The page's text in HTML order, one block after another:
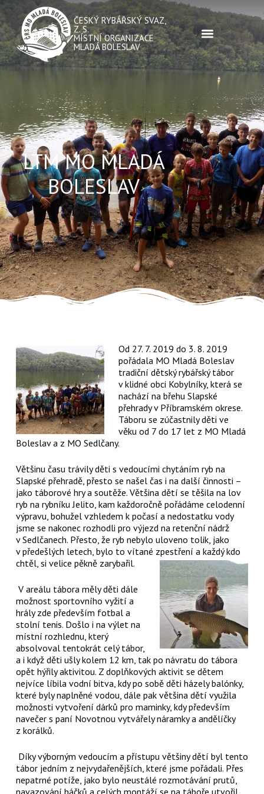
ČESKÝ RYBÁŘSKÝ SVAZ,
Z. S.
MÍSTNÍ ORGANIZACE
MLADÁ BOLESLAV
LTM MO MLADÁ
BOLESLAV
Od 27. 7. 2019 do 3. 8. 2019
pořádala MO Mladá Boleslav
tradiční dětský rybářský tábor
v klidné obci Kobylníky, která se
nachází na břehu Slapské
přehrady v Příbramském okrese.
Táboru se zúčastnily děti ve
věku od 7 do 17 let z MO Mladá
Boleslav a z MO Sedlčany.
Většinu času trávily děti s vedoucími chytáním ryb na
Slapské přehradě, přesto se našel čas i na další činnosti –
jako táborové hry a soutěže. Většina dětí se těšila na lov
ryb na rybníku Jelito, kam každoročně pořádáme celodenní
výpravu, bohužel vzhledem k počasí a nedostatku vody
jsme se nakonec rozhodli pro výjezd na retenční nádrž
v Sedlčanech. Přesto, že ryb nebylo uloveno tolik, jako
v předešlých letech, bylo to vítané zpestření a každý kdo
chtěl, si velice pěkně zarybařil.
V areálu tábora měly děti dále
možnost sportovního vyžití a
hrály zde především fotbal a
stolní tenis. Došlo i na výlet na
místní rozhlednu, který
absolvoval tentokrát celý tábor,
a i když děti ušly kolem 12 km, tak po návratu do tábora
opět hýřily aktivitou. Z doplňkových aktivit se dětem
nejvíce líbila vodní bitva, kdy po sobě děti házely balónky,
které byly naplněné vodou, dále pak většina dětí využila
možnosti vytvoření dárků pro maminky, kdy především
navečer s paní Novotnou vytvářely náramky a andělíčky
z korálků.
Díky výborným vedoucím a přístupu většiny dětí byl tento
tábor jedním z nejvydařenějších, které jsme pořádali. Přes
nepatrné potíže, jako bylo neustálé rozmotávání prutů,
navazování háčků a celých montáží se na táboře utvořil